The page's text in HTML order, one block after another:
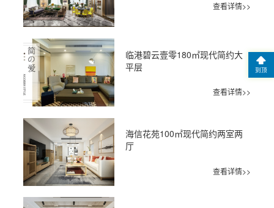
查看详情>>
临港碧云壹零180㎡现代简约大
平层
查看详情>>
海信花苑100㎡现代简约两室两
厅
查看详情>>
到顶